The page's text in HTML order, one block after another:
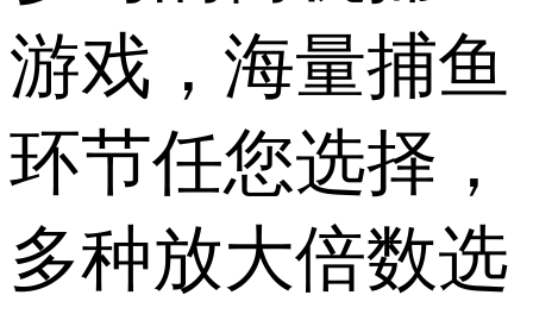
游戏，海量捕鱼
环节任您选择，
多种放大倍数选